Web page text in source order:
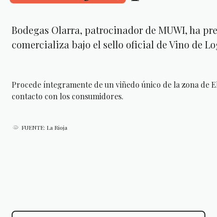
Bodegas Olarra, patrocinador de MUWI, ha
comercializa bajo el sello oficial de Vino de
Procede íntegramente de un viñedo único de la zona de
contacto con los consumidores.
FUENTE: La Rioja